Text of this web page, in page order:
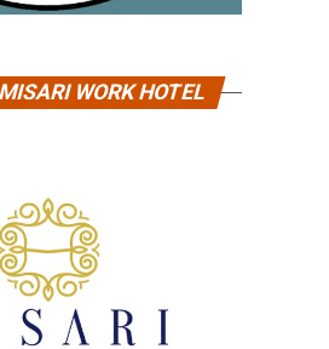
WORK HOTEL